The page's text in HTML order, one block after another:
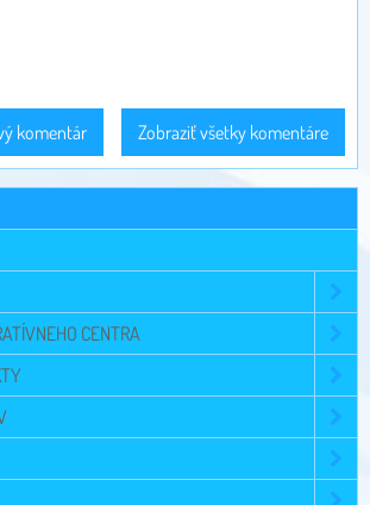
Zobraziť všetky komentáre
komentár
CENTRA